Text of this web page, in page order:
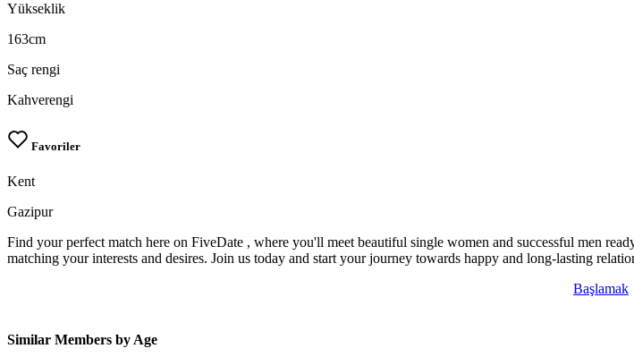
Yükseklik
163cm
Saç rengi
Kahverengi
Favoriler
Kent
Gazipur
Find your perfect match here on FiveDate , where you'll meet beautiful single women and successful men
matching your interests and desires. Join us today and start your journey towards happy and long-lasting
Başlamak
Similar Members by Age